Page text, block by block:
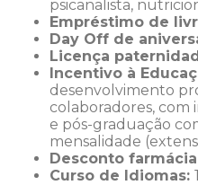
psicanalista,
Empréstimo de
Day Off de
Licença
Incentivo à
desenvolvimento
colaboradores, com
e pós-graduação
mensalidade
Desconto
Curso de Idiomas: